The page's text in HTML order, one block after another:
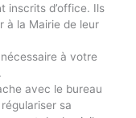
inscrits d’office. Ils
à la Mairie de leur
à votre
avec le bureau
sa